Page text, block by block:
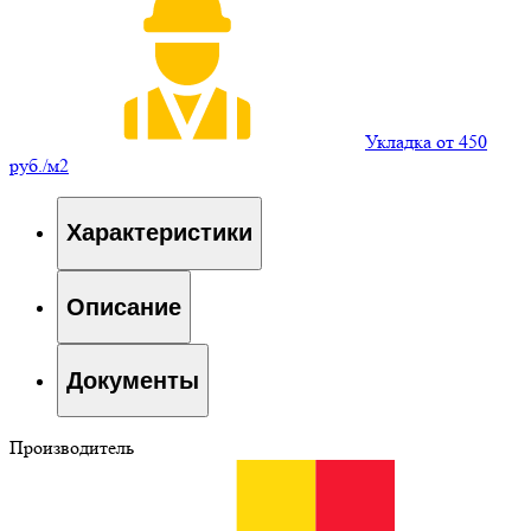
Укладка от 450
руб./м2
Характеристики
Описание
Документы
Производитель